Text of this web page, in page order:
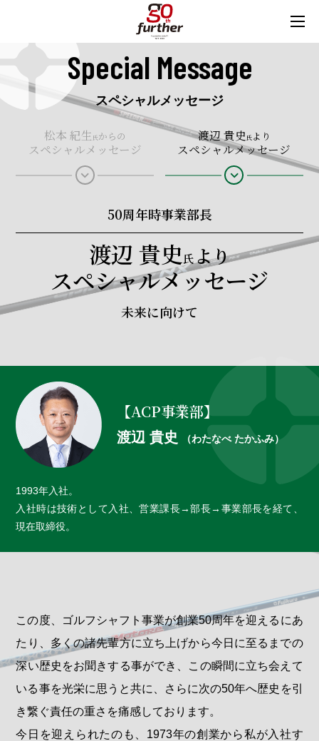
スペシャルメッセージ
- 年表 -
Fujikura50年の歩み
Special Message
スペシャルメッセージ
松本 紀生 氏からの
スペシャルメッセージ
keyboard_arrow_down
渡辺 貴史 氏より
スペシャルメッセージ
keyboard_arrow_down
50周年時事業部長
渡辺 貴史氏 より
スペシャルメッセージ
未来に向けて
【ACP事業部】
渡辺 貴史 （わたなべ たかふみ）
1993年入社。
入社時は技術として入社、営業課長→部長→事業部長を経て、
現在取締役。
この度、ゴルフシャフト事業が創業50周年を迎えるにあ
たり、多くの諸先輩方に立ち上げから今日に至るまでの
深い歴史をお聞きする事ができ、この瞬間に立ち会えて
いる事を光栄に思うと共に、さらに次の50年へ歴史を引
き繋ぐ責任の重さを痛感しております。
今日を迎えられたのも、1973年の創業から私が入社す